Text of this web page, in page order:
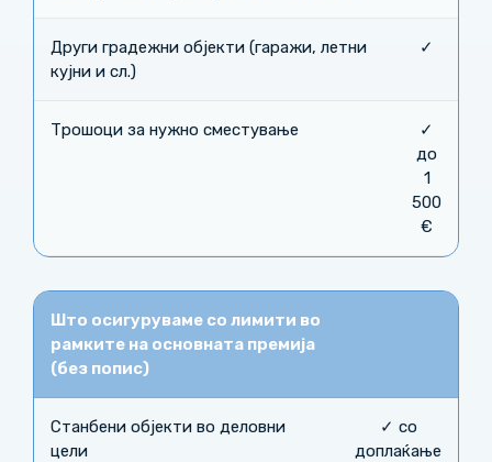
Други градежни објекти (гаражи, летни
кујни и сл.)
✓
Трошоци за нужно сместување
✓
до
1
500
€
Што осигуруваме со лимити во
рамките на основната премија
(без попис)
Станбени објекти во деловни
цели
✓ со
доплаќање